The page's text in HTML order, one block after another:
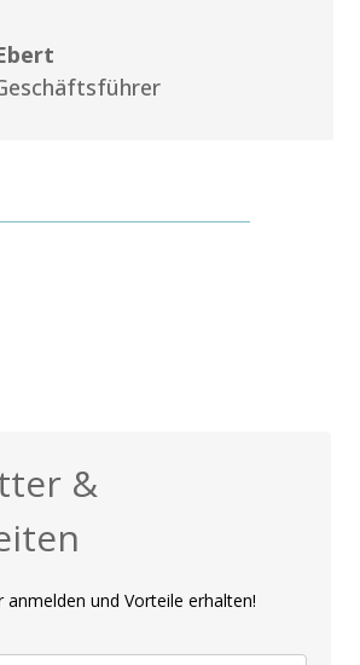
&
und Vorteile erhalten!